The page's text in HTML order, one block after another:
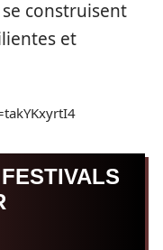
construisent
et